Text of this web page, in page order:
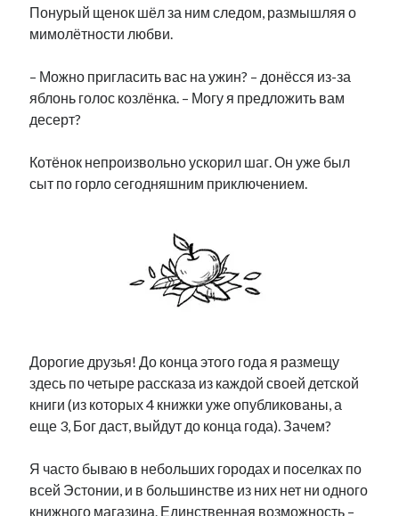
Понурый щенок шёл за ним следом, размышляя о
мимолётности любви.
– Можно пригласить вас на ужин? – донёсся из-за
яблонь голос козлёнка. – Могу я предложить вам
десерт?
Котёнок непроизвольно ускорил шаг. Он уже был
сыт по горло сегодняшним приключением.
Дорогие друзья! До конца этого года я размещу
здесь по четыре рассказа из каждой своей детской
книги (из которых 4 книжки уже опубликованы, а
еще 3, Бог даст, выйдут до конца года). Зачем?
Я часто бываю в небольших городах и поселках по
всей Эстонии, и в большинстве из них нет ни одного
книжного магазина. Единственная возможность –